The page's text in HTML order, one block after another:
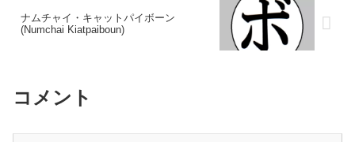
ナムチャイ・キャットパイボーン
(Numchai Kiatpaiboun)
コメント